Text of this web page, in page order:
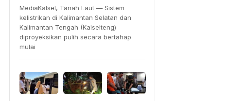
MediaKalsel, Tanah Laut — Sistem
kelistrikan di Kalimantan Selatan dan
Kalimantan Tengah (Kalselteng)
diproyeksikan pulih secara bertahap
mulai